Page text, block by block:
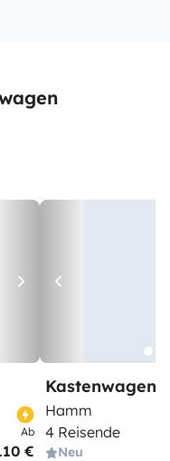
Ab
€
Kastenwagen
Hamm
4 Reisende
Neu